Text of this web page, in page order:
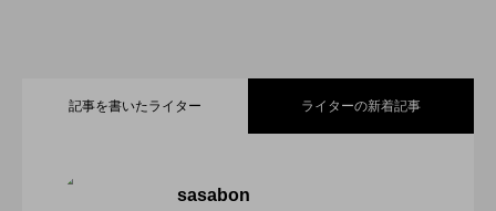
記事を書いたライター ライターの新着記事
sasabon
2023.03.09